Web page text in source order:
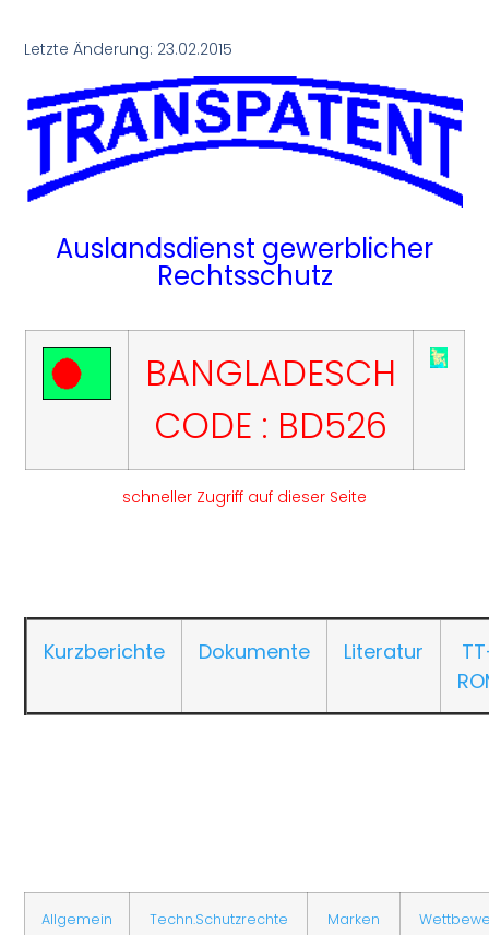
Letzte Änderung: 23.02.2015
Auslandsdienst gewerblicher
Rechtsschutz
BANGLADESCH
CODE : BD526
schneller Zugriff auf dieser Seite
Kurzberichte Dokumente Literatur
Allgemein Techn.Schutzrechte Marken